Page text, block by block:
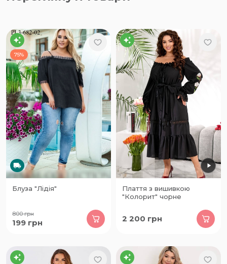
75%
Блуза "Лідія"
800грн
199 грн
Плаття з вишивкою
"Колорит" чорне
2 200 грн